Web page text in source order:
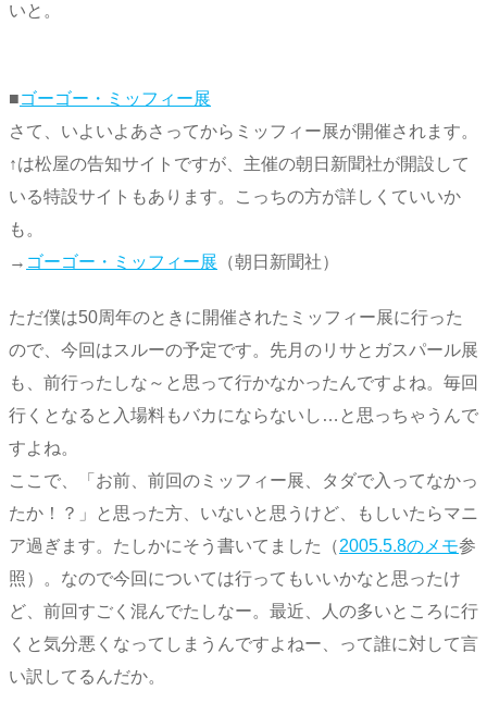
いと。
■ゴーゴー・ミッフィー展
さて、いよいよあさってからミッフィー展が開催されます。
↑は松屋の告知サイトですが、主催の朝日新聞社が開設して
いる特設サイトもあります。こっちの方が詳しくていいか
も。
→ ゴーゴー・ミッフィー展 （朝日新聞社）
ただ僕は50周年のときに開催されたミッフィー展に行った
ので、今回はスルーの予定です。先月のリサとガスパール展
も、前行ったしな～と思って行かなかったんですよね。毎回
行くとなると入場料もバカにならないし…と思っちゃうんで
すよね。
ここで、「お前、前回のミッフィー展、タダで入ってなかっ
たか！？」と思った方、いないと思うけど、もしいたらマニ
ア過ぎます。たしかにそう書いてました（2005.5.8のメモ参
照）。なので今回については行ってもいいかなと思ったけ
ど、前回すごく混んでたしなー。最近、人の多いところに行
くと気分悪くなってしまうんですよねー、って誰に対して言
い訳してるんだか。